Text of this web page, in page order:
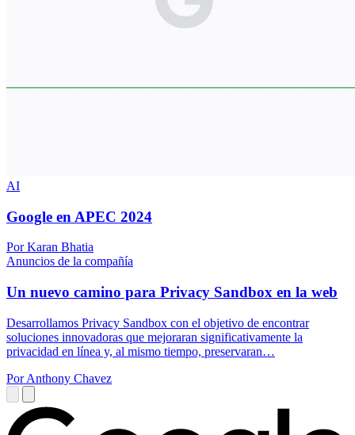
AI
Google en APEC 2024
Por Karan Bhatia
Anuncios de la compañía
Un nuevo camino para Privacy Sandbox en la web
Desarrollamos Privacy Sandbox con el objetivo de encontrar
soluciones innovadoras que mejoraran significativamente la
privacidad en línea y, al mismo tiempo, preservaran…
Por Anthony Chavez